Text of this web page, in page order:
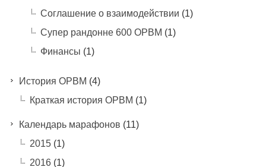
Соглашение о взаимодействии (1)
Супер рандонне 600 ОРВМ (1)
Финансы (1)
История ОРВМ (4)
Краткая история ОРВМ (1)
Календарь марафонов (11)
2015(1)
2016(1)